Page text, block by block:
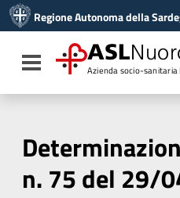
Vai al menu di navigazione
Vai al footer
Regione Autonoma della
Toggle navigation
ASL
Azienda socio-sanitaria
n. 75 del 29/